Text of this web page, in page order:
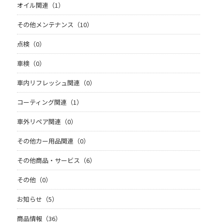
オイル関連（1）
その他メンテナンス（10）
点検（0）
車検（0）
車内リフレッシュ関連（0）
コーティング関連（1）
車外リペア関連（0）
その他カー用品関連（0）
その他商品・サービス（6）
その他（0）
お知らせ（5）
商品情報（36）